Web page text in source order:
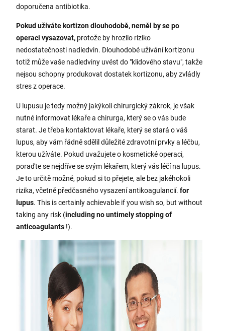
doporučena antibiotika.
Pokud užíváte kortizon dlouhodobě, neměl by se po
operaci vysazovat, protože by hrozilo riziko
nedostatečnosti nadledvin. Dlouhodobé užívání kortizonu
totiž může vaše nadledviny uvést do "klidového stavu", takže
nejsou schopny produkovat dostatek kortizonu, aby zvládly
stres z operace.
U lupusu je tedy možný jakýkoli chirurgický zákrok, je však
nutné informovat lékaře a chirurga, který se o vás bude
starat. Je třeba kontaktovat lékaře, který se stará o váš
lupus, aby vám řádně sdělil důležité zdravotní prvky a léčbu,
kterou užíváte. Pokud uvažujete o kosmetické operaci,
poraďte se nejdříve se svým lékařem, který vás léčí na lupus.
Je to určitě možné, pokud si to přejete, ale bez jakéhokoli
rizika, včetně předčasného vysazení antikoagulancií.for
lupus. This is certainly achievable if you wish so, but without
taking any risk (including no untimely stopping of
anticoagulants !).